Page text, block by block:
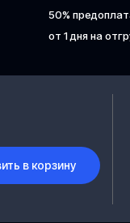
50%
от 1 дня на
в корзину